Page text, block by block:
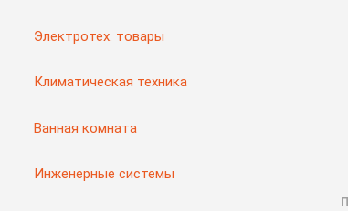
Электротех. товары
Климатическая техника
Ванная комната
Инженерные системы